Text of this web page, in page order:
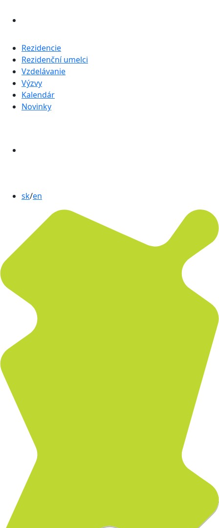
Rezidencie
Rezidenční umelci
Vzdelávanie
Výzvy
Kalendár
Novinky
sk/en